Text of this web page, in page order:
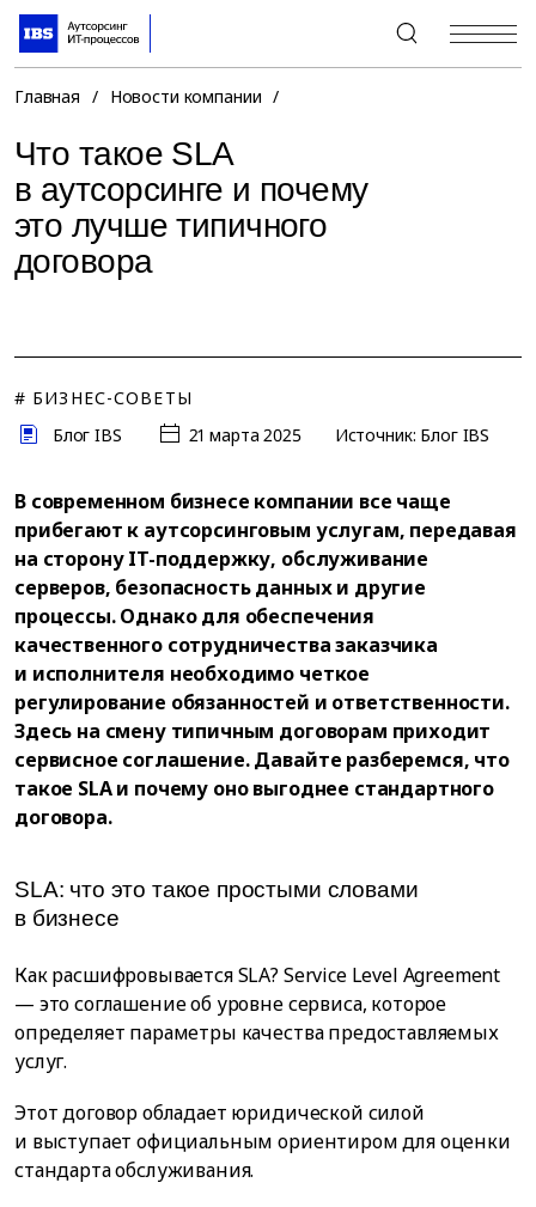
+7 (495) 967-80-80
Главная / Новости компании /
Что такое SLA
в аутсорсинге и почему
это лучше типичного
договора
# БИЗНЕС-СОВЕТЫ
Блог IBS
21 марта 2025 Источник: Блог IBS
В современном бизнесе компании все чаще
прибегают к аутсорсинговым услугам, передавая
на сторону IT-поддержку, обслуживание
серверов, безопасность данных и другие
процессы. Однако для обеспечения
качественного сотрудничества заказчика
и исполнителя необходимо четкое
регулирование обязанностей и ответственности.
Здесь на смену типичным договорам приходит
сервисное соглашение. Давайте разберемся, что
такое SLA и почему оно выгоднее стандартного
договора.
SLA: что это такое простыми словами
в бизнесе
Как расшифровывается SLA? Service Level Agreement
— это соглашение об уровне сервиса, которое
определяет параметры качества предоставляемых
услуг.
Этот договор обладает юридической силой
и выступает официальным ориентиром для оценки
стандарта обслуживания.